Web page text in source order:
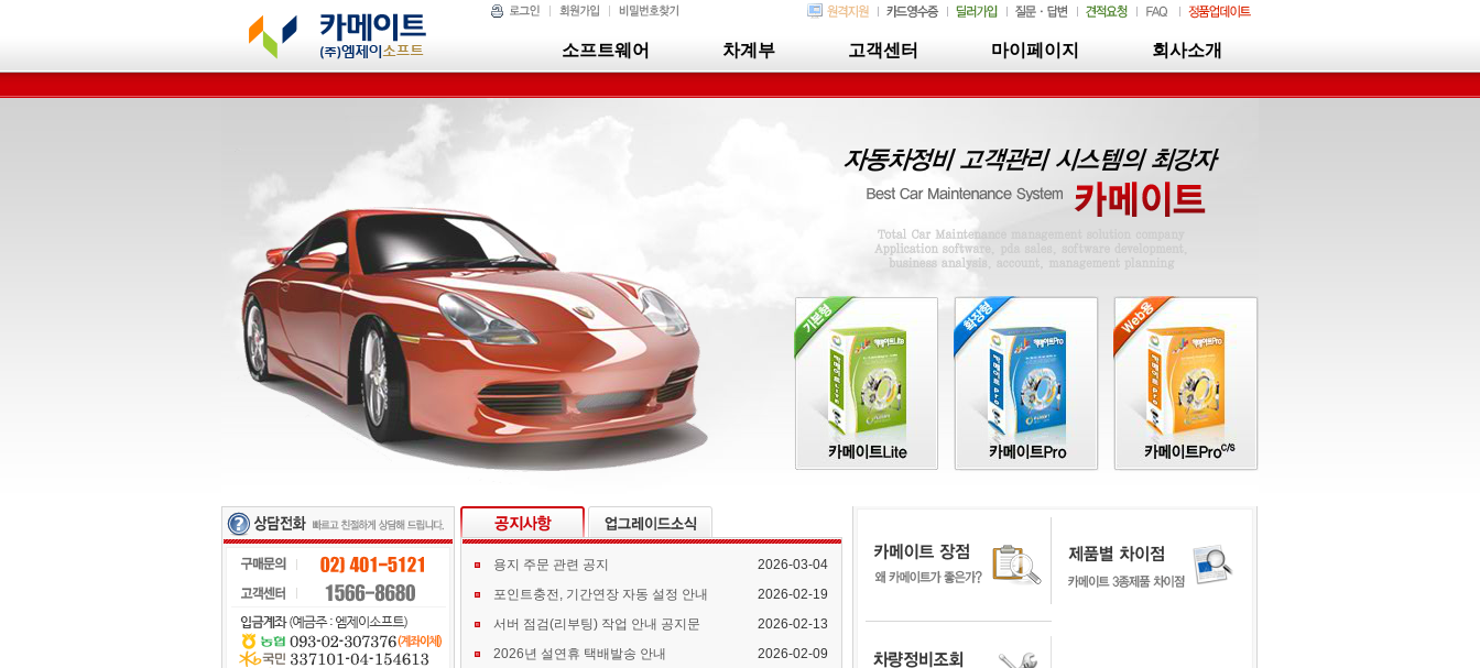
소프트웨어 차계부 고객센터 마이페이지 회사소개
용지 주문 관련 공지
2026-03-04
포인트충전, 기간연장 자동 설정 안내
2026-02-19
서버 점검(리부팅) 작업 안내 공지문
2026-02-13
2026년 설연휴 택배발송 안내
2026-02-09